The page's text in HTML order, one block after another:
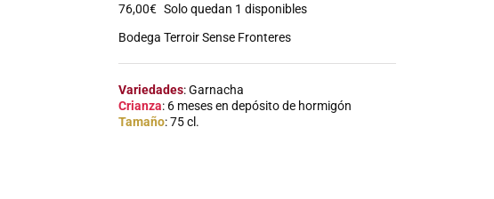
76,00€ Solo quedan 1 disponibles
Bodega Terroir Sense Fronteres
Variedades: Garnacha
Crianza: 6 meses en depósito de hormigón
Tamaño: 75 cl.